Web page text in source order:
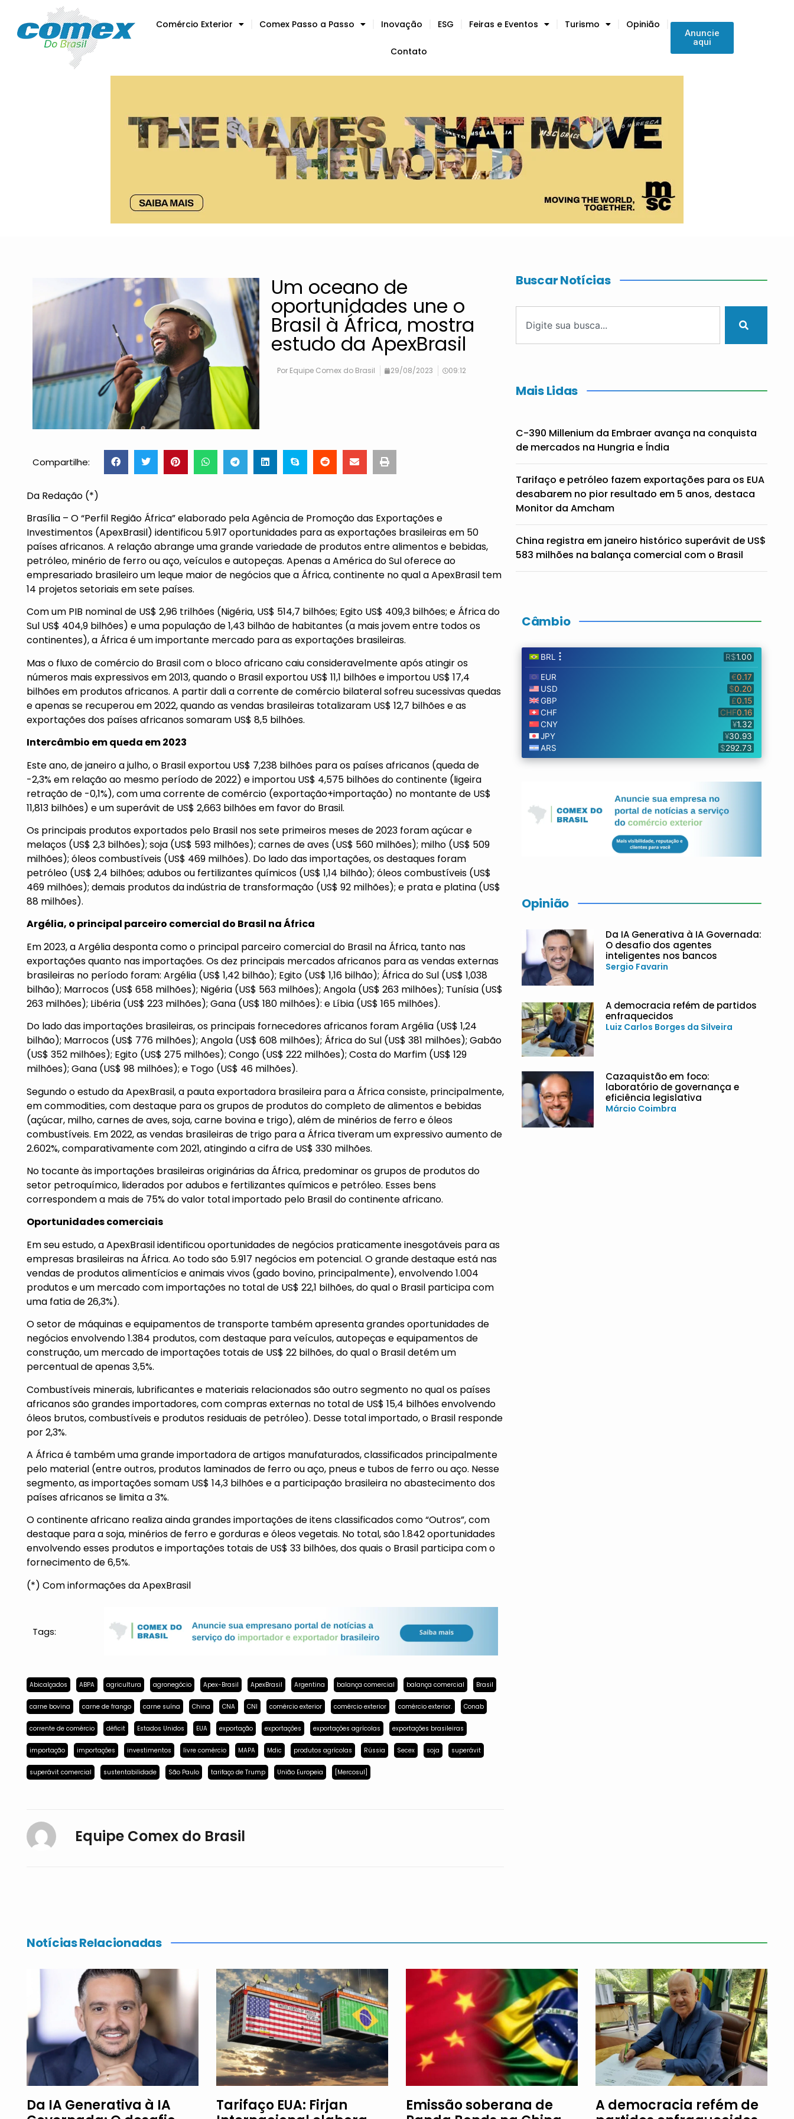
Comércio Exterior Comex Passo a Passo Inovação ESG Feiras e Eventos Turismo Opinião
Contato
Anuncie
aqui
Um oceano de
oportunidades une o
Brasil à África, mostra
estudo da ApexBrasil
Por Equipe Comex do Brasil 29/08/2023 09:12
Compartilhe:
Da Redação (*)
Brasília – O “Perfil Região África” elaborado pela Agência de Promoção das Exportações e
Investimentos (ApexBrasil) identificou 5.917 oportunidades para as exportações brasileiras em 50
países africanos. A relação abrange uma grande variedade de produtos entre alimentos e bebidas,
petróleo, minério de ferro ou aço, veículos e autopeças. Apenas a América do Sul oferece ao
empresariado brasileiro um leque maior de negócios que a África, continente no qual a ApexBrasil tem
14 projetos setoriais em sete países.
Com um PIB nominal de US$ 2,96 trilhões (Nigéria, US$ 514,7 bilhões; Egito US$ 409,3 bilhões; e África do
Sul US$ 404,9 bilhões) e uma população de 1,43 bilhão de habitantes (a mais jovem entre todos os
continentes), a África é um importante mercado para as exportações brasileiras.
Mas o fluxo de comércio do Brasil com o bloco africano caiu consideravelmente após atingir os
números mais expressivos em 2013, quando o Brasil exportou US$ 11,1 bilhões e importou US$ 17,4
bilhões em produtos africanos. A partir dali a corrente de comércio bilateral sofreu sucessivas quedas
e apenas se recuperou em 2022, quando as vendas brasileiras totalizaram US$ 12,7 bilhões e as
exportações dos países africanos somaram US$ 8,5 bilhões.
Intercâmbio em queda em 2023
Este ano, de janeiro a julho, o Brasil exportou US$ 7,238 bilhões para os países africanos (queda de
-2,3% em relação ao mesmo período de 2022) e importou US$ 4,575 bilhões do continente (ligeira
retração de -0,1%), com uma corrente de comércio (exportação+importação) no montante de US$
11,813 bilhões) e um superávit de US$ 2,663 bilhões em favor do Brasil.
Os principais produtos exportados pelo Brasil nos sete primeiros meses de 2023 foram açúcar e
melaços (US$ 2,3 bilhões); soja (US$ 593 milhões); carnes de aves (US$ 560 milhões); milho (US$ 509
milhões); óleos combustíveis (US$ 469 milhões). Do lado das importações, os destaques foram
petróleo (US$ 2,4 bilhões; adubos ou fertilizantes químicos (US$ 1,14 bilhão); óleos combustíveis (US$
469 milhões); demais produtos da indústria de transformação (US$ 92 milhões); e prata e platina (US$
88 milhões).
Argélia, o principal parceiro comercial do Brasil na África
Em 2023, a Argélia desponta como o principal parceiro comercial do Brasil na África, tanto nas
exportações quanto nas importações. Os dez principais mercados africanos para as vendas externas
brasileiras no período foram: Argélia (US$ 1,42 bilhão); Egito (US$ 1,16 bilhão); África do Sul (US$ 1,038
bilhão); Marrocos (US$ 658 milhões); Nigéria (US$ 563 milhões); Angola (US$ 263 milhões); Tunísia (US$
263 milhões); Libéria (US$ 223 milhões); Gana (US$ 180 milhões): e Líbia (US$ 165 milhões).
Do lado das importações brasileiras, os principais fornecedores africanos foram Argélia (US$ 1,24
bilhão); Marrocos (US$ 776 milhões); Angola (US$ 608 milhões); África do Sul (US$ 381 milhões); Gabão
(US$ 352 milhões); Egito (US$ 275 milhões); Congo (US$ 222 milhões); Costa do Marfim (US$ 129
milhões); Gana (US$ 98 milhões); e Togo (US$ 46 milhões).
Segundo o estudo da ApexBrasil, a pauta exportadora brasileira para a África consiste, principalmente,
em commodities, com destaque para os grupos de produtos do completo de alimentos e bebidas
(açúcar, milho, carnes de aves, soja, carne bovina e trigo), além de minérios de ferro e óleos
combustíveis. Em 2022, as vendas brasileiras de trigo para a África tiveram um expressivo aumento de
2.602%, comparativamente com 2021, atingindo a cifra de US$ 330 milhões.
No tocante às importações brasileiras originárias da África, predominar os grupos de produtos do
setor petroquímico, liderados por adubos e fertilizantes químicos e petróleo. Esses bens
correspondem a mais de 75% do valor total importado pelo Brasil do continente africano.
Oportunidades comerciais
Em seu estudo, a ApexBrasil identificou oportunidades de negócios praticamente inesgotáveis para as
empresas brasileiras na África. Ao todo são 5.917 negócios em potencial. O grande destaque está nas
vendas de produtos alimentícios e animais vivos (gado bovino, principalmente), envolvendo 1.004
produtos e um mercado com importações no total de US$ 22,1 bilhões, do qual o Brasil participa com
uma fatia de 26,3%).
O setor de máquinas e equipamentos de transporte também apresenta grandes oportunidades de
negócios envolvendo 1.384 produtos, com destaque para veículos, autopeças e equipamentos de
construção, um mercado de importações totais de US$ 22 bilhões, do qual o Brasil detém um
percentual de apenas 3,5%.
Combustíveis minerais, lubrificantes e materiais relacionados são outro segmento no qual os países
africanos são grandes importadores, com compras externas no total de US$ 15,4 bilhões envolvendo
óleos brutos, combustíveis e produtos residuais de petróleo). Desse total importado, o Brasil responde
por 2,3%.
A África é também uma grande importadora de artigos manufaturados, classificados principalmente
pelo material (entre outros, produtos laminados de ferro ou aço, pneus e tubos de ferro ou aço. Nesse
segmento, as importações somam US$ 14,3 bilhões e a participação brasileira no abastecimento dos
países africanos se limita a 3%.
O continente africano realiza ainda grandes importações de itens classificados como “Outros”, com
destaque para a soja, minérios de ferro e gorduras e óleos vegetais. No total, são 1.842 oportunidades
envolvendo esses produtos e importações totais de US$ 33 bilhões, dos quais o Brasil participa com o
fornecimento de 6,5%.
(*) Com informações da ApexBrasil
Tags:
Abicalçados ABPA agricultura agronegócio Apex-Brasil ApexBrasil Argentina balança comercial balança comercial Brasil
carne bovina carne de frango carne suína China CNA CNI comércio exterior comércio exterior comércio exterior. Conab
corrente de comércio déficit Estados Unidos EUA exportação exportações exportações agrícolas exportações brasileiras
importação importações investimentos livre comércio MAPA Mdic produtos agrícolas Rússia Secex soja superávit
superávit comercial sustentabilidade São Paulo tarifaço de Trump União Europeia [Mercosul]
Equipe Comex do Brasil
Buscar Notícias
Mais Lidas
C-390 Millenium da Embraer avança na conquista
de mercados na Hungria e Índia
Tarifaço e petróleo fazem exportações para os EUA
desabarem no pior resultado em 5 anos, destaca
Monitor da Amcham
China registra em janeiro histórico superávit de US$
583 milhões na balança comercial com o Brasil
Câmbio
Opinião
Da IA Generativa à IA Governada:
O desafio dos agentes
inteligentes nos bancos
Sergio Favarin
A democracia refém de partidos
enfraquecidos
Luiz Carlos Borges da Silveira
Cazaquistão em foco:
laboratório de governança e
eficiência legislativa
Márcio Coimbra
Notícias Relacionadas
Da IA Generativa à IA
Tarifaço EUA: Firjan
Emissão soberana de
A democracia refém de